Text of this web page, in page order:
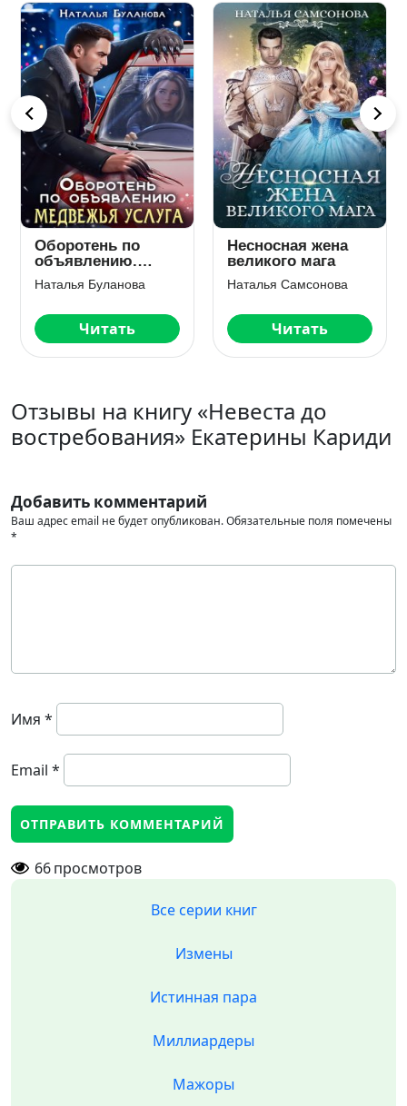
Трофей для Зверя
Полина Верховцева
Читать
Ребенок для
магиссы
Оксана Гринберга
Читать
Отзывы на книгу «Невеста до
востребования» Екатерины Кариди
Добавить комментарий
Ваш адрес email не будет опубликован.Обязательные поля помечены
*
Имя *
Email *
66просмотров
Все серии книг
Измены
Истинная пара
Миллиардеры
Мажоры